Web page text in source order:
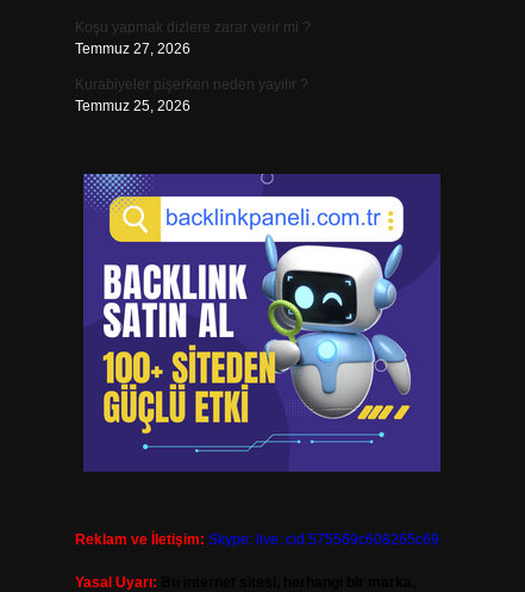
Koşu yapmak dizlere zarar verir mi ?
Temmuz 27, 2026
Kurabiyeler pişerken neden yayılır ?
Temmuz 25, 2026
Reklam ve İletişim: Skype: live:.cid.575569c608265c69
Yasal Uyarı: